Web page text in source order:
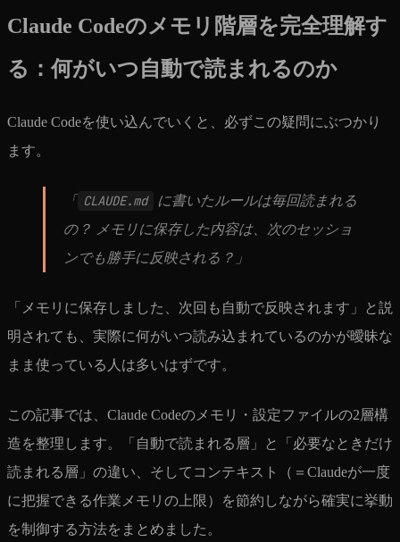
Claude Codeのメモリ階層を完全理解す
る：何がいつ自動で読まれるのか
Claude Codeを使い込んでいくと、必ずこの疑問にぶつかり
ます。
「 CLAUDE.md
に書いたルールは毎回読まれる
の？ メモリに保存した内容は、次のセッショ
ンでも勝手に反映される？」
「メモリに保存しました、次回も自動で反映されます」と説
明されても、実際に何がいつ読み込まれているのかが曖昧な
まま使っている人は多いはずです。
この記事では、Claude Codeのメモリ・設定ファイルの2層構
造を整理します。「自動で読まれる層」と「必要なときだけ
読まれる層」の違い、そしてコンテキスト（＝Claudeが一度
に把握できる作業メモリの上限）を節約しながら確実に挙動
を制御する方法をまとめました。